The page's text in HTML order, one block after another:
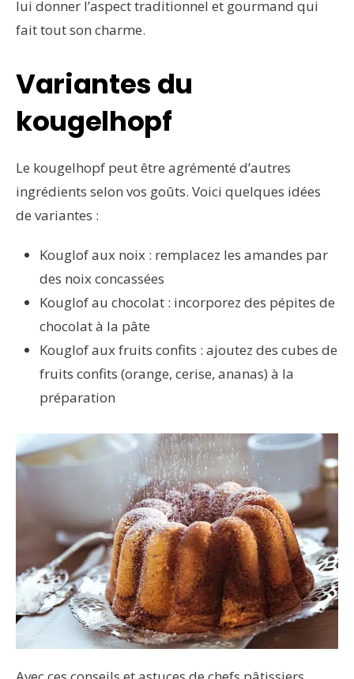
lui donner l’aspect traditionnel et gourmand qui
fait tout son charme.
Variantes du
kougelhopf
Le kougelhopf peut être agrémenté d’autres
ingrédients selon vos goûts. Voici quelques idées
de variantes :
Kouglof aux noix : remplacez les amandes par
des noix concassées
Kouglof au chocolat : incorporez des pépites de
chocolat à la pâte
Kouglof aux fruits confits : ajoutez des cubes de
fruits confits (orange, cerise, ananas) à la
préparation